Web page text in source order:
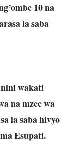
10 na
la saba
nini wakati
na mzee wa
la saba hivyo
Esupati.